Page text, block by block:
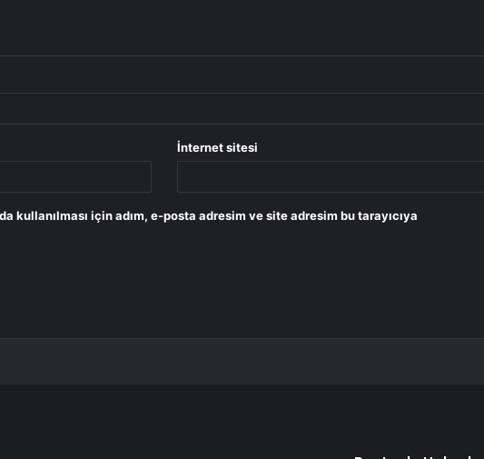
İnternet sitesi
kullanılması için adım, e-posta adresim ve site adresim bu tarayıcıya